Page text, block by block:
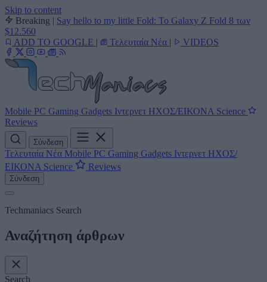
Skip to content
Breaking | Say hello to my little Fold: Το Galaxy Z Fold 8 των
$12.560
ADD TO GOOGLE | Τελευταία Νέα | VIDEOS
Mobile PC Gaming Gadgets Ιντερνετ ΗΧΟΣ/ΕΙΚΟΝΑ Science
Reviews
Σύνδεση
Τελευταία Νέα Mobile PC Gaming Gadgets Ιντερνετ ΗΧΟΣ/
ΕΙΚΟΝΑ Science Reviews
Σύνδεση
Techmaniacs Search
Αναζήτηση άρθρων
Search